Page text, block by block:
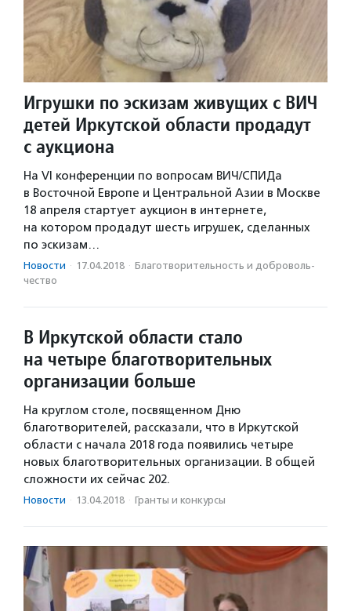
Игрушки по эскизам живущих с ВИЧ
детей Иркутской области продадут
с аукциона
На VI конференции по вопросам ВИЧ/СПИДа
в Восточной Европе и Центральной Азии в Москве
18 апреля стартует аукцион в интернете,
на котором продадут шесть игрушек, сделанных
по эскизам…
Новости · 17.04.2018 · Благотвори­тель­ность и доброволь­
чест­во
В Иркутской области стало
на четыре благотворительных
организации больше
На круглом столе, посвященном Дню
благотворителей, рассказали, что в Иркутской
области с начала 2018 года появились четыре
новых благотворительных организации. В общей
сложности их сейчас 202.
Новости · 13.04.2018 · Гранты и конкурсы